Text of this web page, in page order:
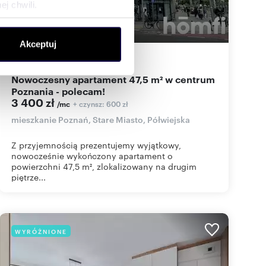
chwili.
społecznościowym,
od Ciebie lub
Akceptuj
47,50m 1 72zł/m
Nowoczesny apartament 47,5 m² w centrum
Poznania - polecam!
3 400 zł /mc + czynsz: 600 zł
mieszkanie Poznań, Stare Miasto, Półwiejska
Z przyjemnością prezentujemy wyjątkowy,
nowocześnie wykończony apartament o
powierzchni 47,5 m², zlokalizowany na drugim
piętrze...
WYRÓŻNIONE